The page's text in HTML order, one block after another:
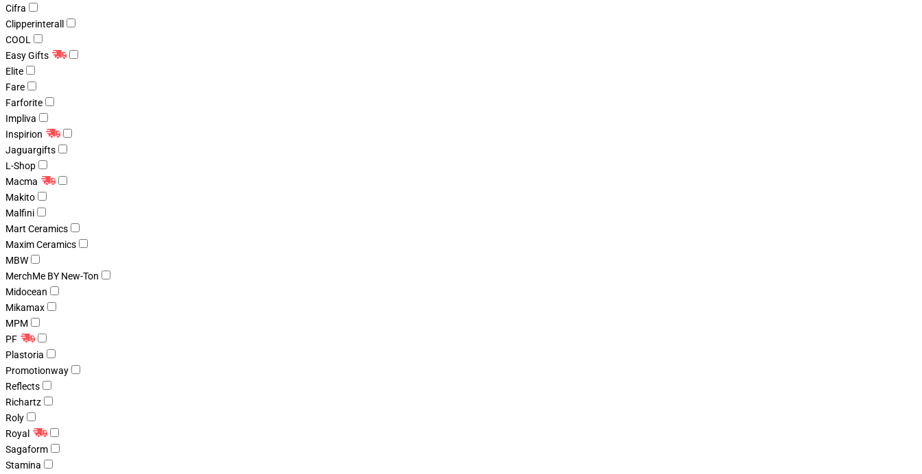
Cifra
Clipperinterall
COOL
Easy Gifts
Elite
Fare
Farforite
Impliva
Inspirion
Jaguargifts
L-Shop
Macma
Makito
Malfini
Mart Ceramics
Maxim Ceramics
MBW
MerchMe BY New-Ton
Midocean
Mikamax
MPM
PF
Plastoria
Promotionway
Reflects
Richartz
Roly
Royal
Sagaform
Stamina